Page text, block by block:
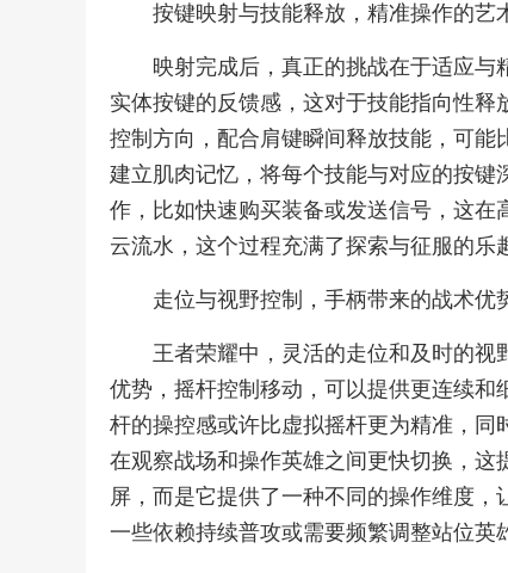
按键映射与技能释放，精准操作的艺
映射完成后，真正的挑战在于适应与
实体按键的反馈感，这对于技能指向性
控制方向，配合肩键瞬间释放技能，可
建立肌肉记忆，将每个技能与对应的按
作，比如快速购买装备或发送信号，这
云流水，这个过程充满了探索与征服的乐
走位与视野控制，手柄带来的战术优
王者荣耀中，灵活的走位和及时的视
优势，摇杆控制移动，可以提供更连续
杆的操控感或许比虚拟摇杆更为精准，
在观察战场和操作英雄之间更快切换，
屏，而是它提供了一种不同的操作维度，
一些依赖持续普攻或需要频繁调整站位英